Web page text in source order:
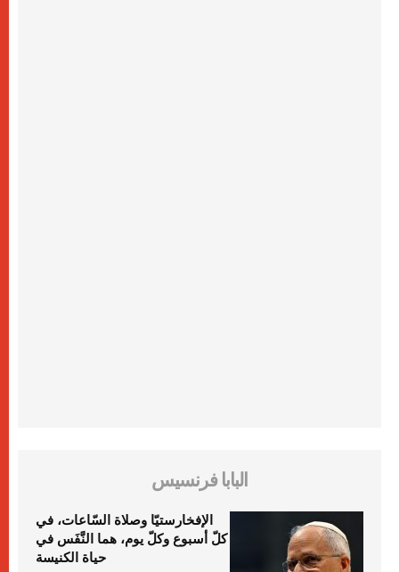
البابا فرنسيس
الإفخارستيّا وصلاة السّاعات، في
كلّ أسبوع وكلّ يوم، هما النَّفَس في
حياة الكنيسة